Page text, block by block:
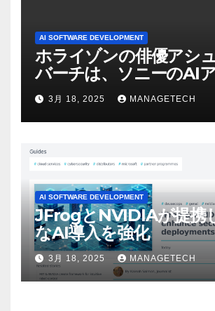
AI SOFTWARE DEVELOPMENT
ホライゾンの俳優アシ
バーチは、ソニーのAI
ビデオを見て「ゲームパ
マンスという芸術形式に
感じた」と語る – IGN
3月 18, 2025 MANAGETECH
AI SOFTWARE DEVELOPMENT
JFrogとNVIDIAが提携
なAI導入を強化
3月 18, 2025 MANAGETECH